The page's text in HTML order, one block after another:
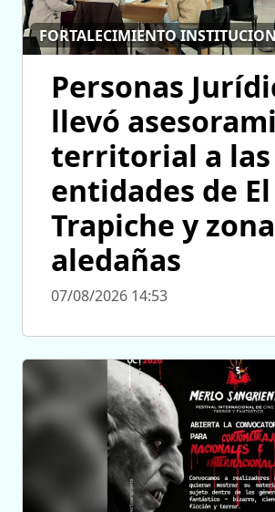
FORTALECIMIENTO
Personas
llevó
territorial a las
entidades de El
Trapiche y
aledañas
07/08/2026 14:53